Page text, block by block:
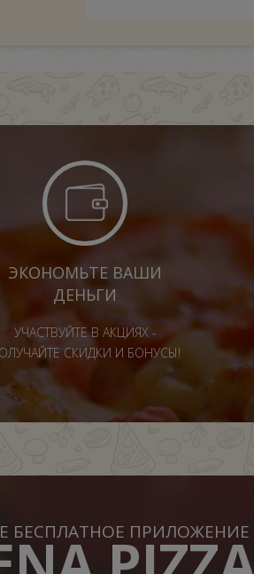
ЭКОНОМЬТЕ ВАШИ
ДЕНЬГИ
УЧАСТВУЙТЕ В АКЦИЯХ -
СКИДКИ И БОНУСЫ!
БЕСПЛАТНОЕ ПРИЛОЖЕНИЕ